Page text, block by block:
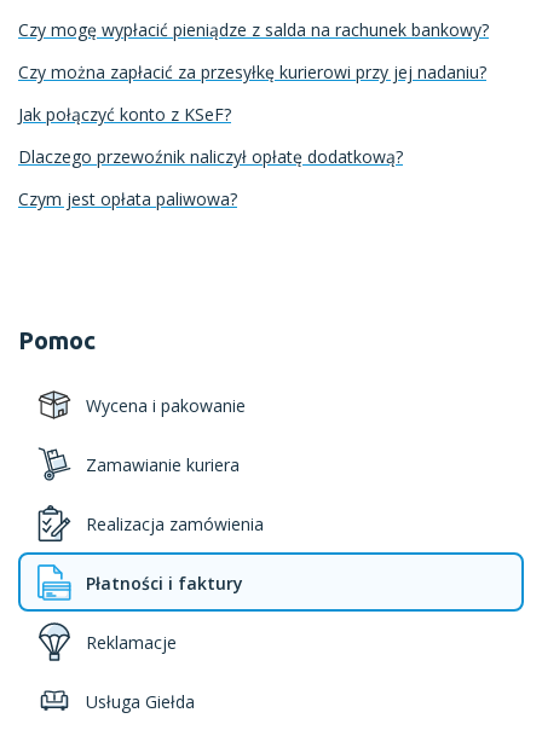
Pomoc
Wycena i pakowanie
Zamawianie kuriera
Realizacja zamówienia
Płatności i faktury
Reklamacje
Usługa Giełda
Czy mogę wypłacić pieniądze z salda na rachunek bankowy?
Czy można zapłacić za przesyłkę kurierowi przy jej nadaniu?
Jak połączyć konto z KSeF?
Dlaczego przewoźnik naliczył opłatę dodatkową?
Czym jest opłata paliwowa?